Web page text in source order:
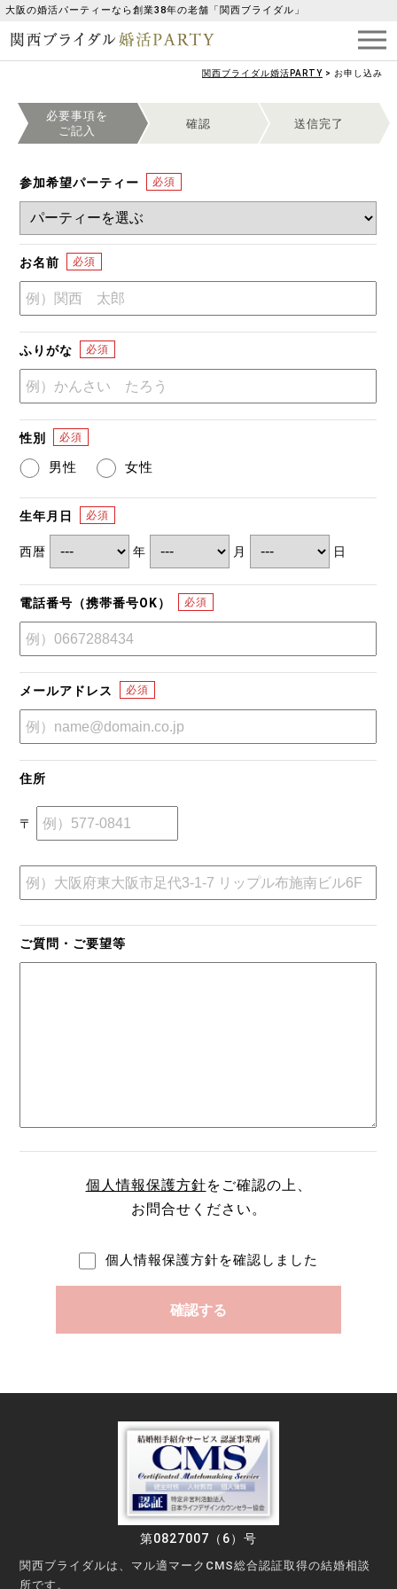
大阪の婚活パーティーなら創業38年の老舗「関西ブライダル」
関西ブライダル婚活PARTY > お申し込み
必要事項を
ご記入
確認 送信完了
参加希望パーティー
お名前
ふりがな
性別
男性 女性
生年月日
西暦 年 月 日
電話番号（携帯番号OK）
メールアドレス
住所
〒
ご質問・ご要望等
個人情報保護方針をご確認の上、
お問合せください。
個人情報保護方針を確認しました
第0827007（6）号
関西ブライダルは、マル適マークCMS総合認証取得の結婚相談
所です。